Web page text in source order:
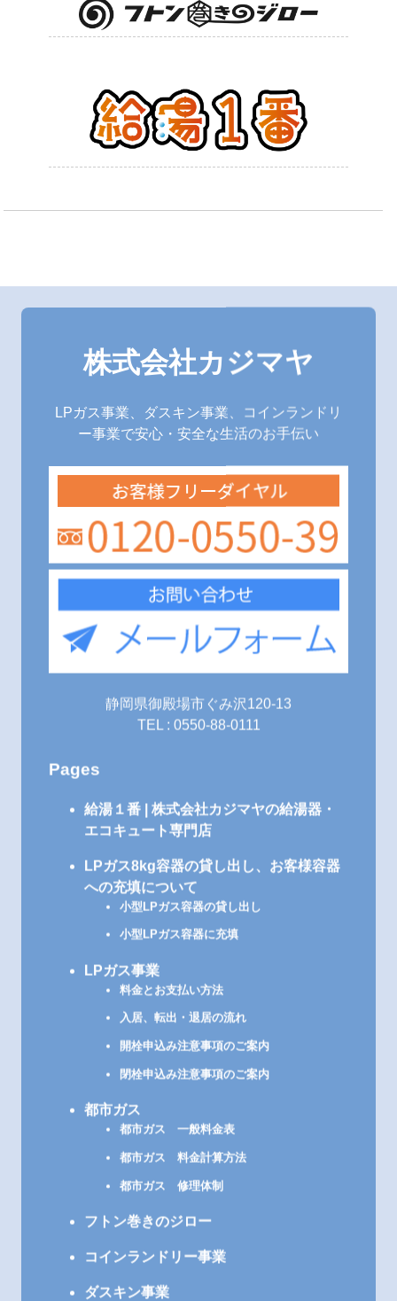
株式会社カジマヤ
LPガス事業、ダスキン事業、コインランドリ
ー事業で安心・安全な生活のお手伝い
静岡県御殿場市ぐみ沢120-13
TEL : 0550-88-0111
Pages
給湯１番 | 株式会社カジマヤの給湯器・
エコキュート専門店
LPガス8kg容器の貸し出し、お客様容器
への充填について
小型LPガス容器の貸し出し
小型LPガス容器に充填
LPガス事業
料金とお支払い方法
入居、転出・退居の流れ
開栓申込み注意事項のご案内
閉栓申込み注意事項のご案内
都市ガス
都市ガス 一般料金表
都市ガス 料金計算方法
都市ガス 修理体制
フトン巻きのジロー
コインランドリー事業
ダスキン事業